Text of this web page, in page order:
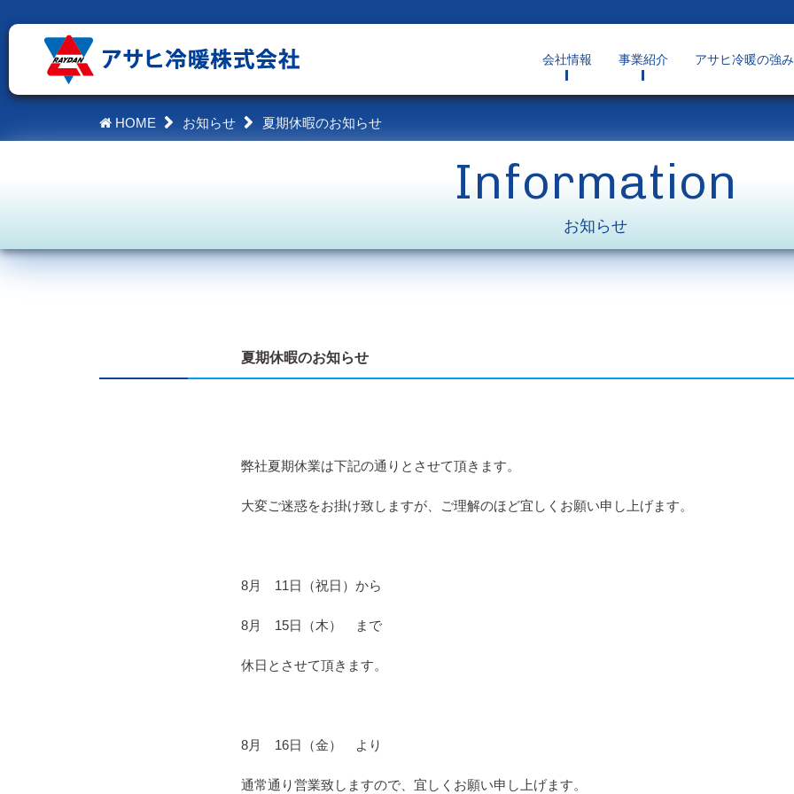
会社情報 事業紹介 アサヒ冷暖の強み
HOME お知らせ 夏期休暇のお知らせ
Information
お知らせ
夏期休暇のお知らせ
弊社夏期休業は下記の通りとさせて頂きます。
大変ご迷惑をお掛け致しますが、ご理解のほど宜しくお願い申し上げます。
8月 11日（祝日）から
8月 15日（木） まで
休日とさせて頂きます。
8月 16日（金） より
通常通り営業致しますので、宜しくお願い申し上げます。